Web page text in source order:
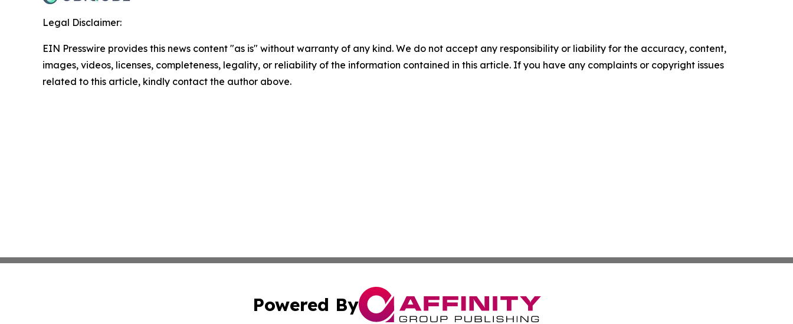
Legal Disclaimer:
EIN Presswire provides this news content "as is" without warranty of any kind. We do not accept any responsibility or liability for the accuracy, content,
images, videos, licenses, completeness, legality, or reliability of the information contained in this article. If you have any complaints or copyright issues
related to this article, kindly contact the author above.
Powered By